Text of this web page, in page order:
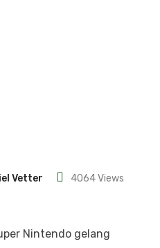
Vetter 4064Views
Nintendo gelang